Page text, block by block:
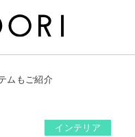
ムもご紹介
インテリア